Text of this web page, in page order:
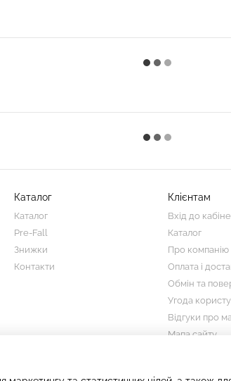
Каталог
Каталог
Pre-Fall
Знижки
Контакти
Клієнтам
Вхід до
Каталог
Про компанію
Оплата і
Обмін та
Угода
Відгуки про
Мапа сайту